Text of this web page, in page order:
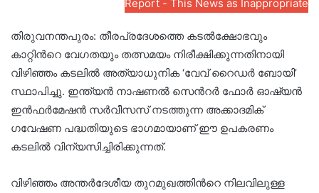
Report - This News as Inappropriate
തിരുവനന്തപുരം: തീരപ്രദേശത്തെ കടൽക്ഷോഭവും
കാറ്റിന്‍റെ വേഗതയും തത്സമയം നിരീക്ഷിക്കുന്നതിനായി
വിഴിഞ്ഞം കടലിൽ അത്യാധുനിക ‘വേവ് റൈഡർ ബോയി’
സ്ഥാപിച്ചു. ഇന്ത്യൻ നാഷണൽ സെന്‍റർ ഫോർ ഓഷ്യൻ
ഇൻഫർമേഷൻ സർവീസസ് നടത്തുന്ന അക്കാദമിക്
ഗവേഷണ പദ്ധതിയുടെ ഭാഗമായാണ് ഈ ഉപകരണം
കടലിൽ വിന്യസിച്ചിരിക്കുന്നത്.
വിഴിഞ്ഞം അന്തർദേശീയ തുറമുഖത്തിന്‍റെ നിലവിലുള്ള